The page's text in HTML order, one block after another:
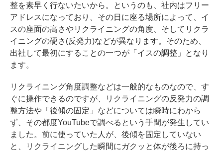
整を素早く行ないたいから。というのも、社内はフリー
アドレスになっており、その日に座る場所によって、イ
スの座面の高さやリクライニングの角度、そしてリクラ
イニングの硬さ(反発力)などが異なります。そのため、
出社して最初にすることの一つが「イスの調整」となり
ます。
リクライニング角度調整などは一般的なものなので、す
ぐに操作できるのですが、リクライニングの反発力の調
整方法や「後傾の固定」などについては瞬時にわから
ず、その都度YouTubeで調べるという手間が発生してい
ました。前に使っていた人が、後傾を固定していない
と、リクライニングした瞬間にガクッと体が後ろに持っ